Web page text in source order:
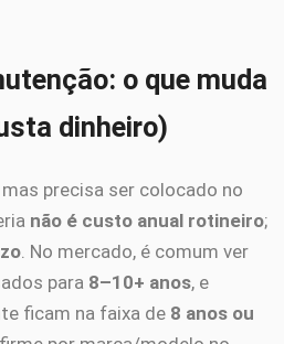
o que muda
dinheiro)
precisa ser colocado no
não é custo anual rotineiro;
. No mercado, é comum ver
para 8–10+ anos, e
ficam na faixa de 8 anos ou